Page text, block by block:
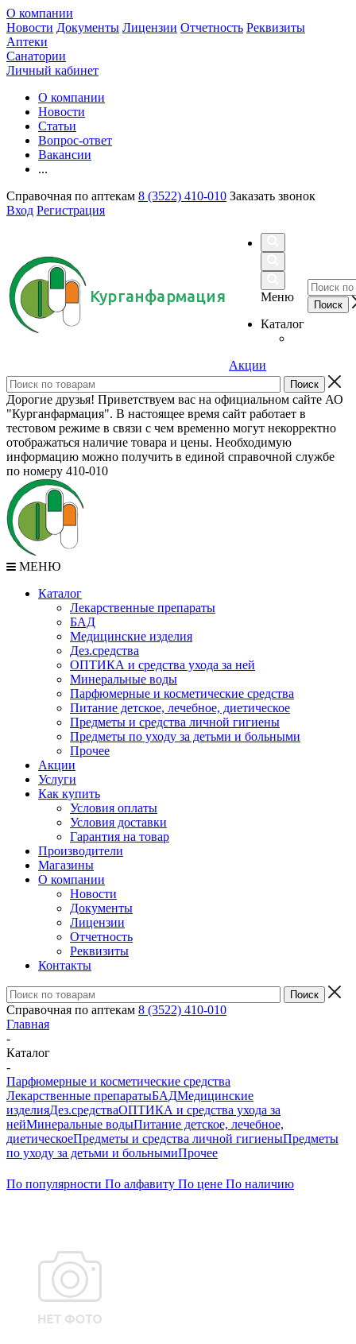
О компании
Новости Документы Лицензии Отчетность Реквизиты
Аптеки
Санатории
Личный кабинет
О компании
Новости
Статьи
Вопрос-ответ
Вакансии
...
Справочная по аптекам 8 (3522) 410-010 Заказать звонок
Вход Регистрация
Курганфармация
Меню
Каталог
Акции
Дорогие друзья! Приветствуем вас на официальном сайте АО
"Курганфармация". В настоящее время сайт работает в
тестовом режиме в связи с чем временно могут некорректно
отображаться наличие товара и цены. Необходимую
информацию можно получить в единой справочной службе
по номеру 410-010
МЕНЮ
Каталог
Лекарственные препараты
БАД
Медицинские изделия
Дез.средства
ОПТИКА и средства ухода за ней
Минеральные воды
Парфюмерные и косметические средства
Питание детское, лечебное, диетическое
Предметы и средства личной гигиены
Предметы по уходу за детьми и больными
Прочее
Акции
Услуги
Как купить
Условия оплаты
Условия доставки
Гарантия на товар
Производители
Магазины
О компании
Новости
Документы
Лицензии
Отчетность
Реквизиты
Контакты
Справочная по аптекам 8 (3522) 410-010
Главная
-
Каталог
-
Парфюмерные и косметические средства
Лекарственные препаратыБАДМедицинские
изделияДез.средстваОПТИКА и средства ухода за
нейМинеральные водыПитание детское, лечебное,
диетическоеПредметы и средства личной гигиеныПредметы
по уходу за детьми и больнымиПрочее
По популярности По алфавиту По цене По наличию